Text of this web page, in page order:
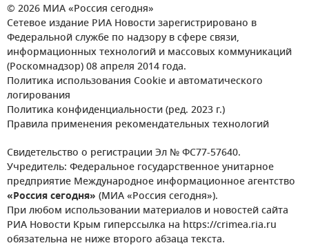
© 2026 МИА «Россия сегодня»
Сетевое издание РИА Новости зарегистрировано в
Федеральной службе по надзору в сфере связи,
информационных технологий и массовых коммуникаций
(Роскомнадзор) 08 апреля 2014 года.
Политика использования Cookie и автоматического
логирования
Политика конфиденциальности (ред. 2023 г.)
Правила применения рекомендательных технологий
Свидетельство о регистрации Эл № ФС77-57640.
Учредитель: Федеральное государственное унитарное
предприятие Международное информационное агентство
«Россия сегодня» (МИА «Россия сегодня»).
При любом использовании материалов и новостей сайта
РИА Новости Крым гиперссылка на https://crimea.ria.ru
обязательна не ниже второго абзаца текста.